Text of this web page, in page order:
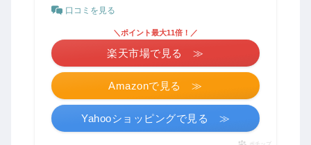
口コミを見る
Amazonで見る ≫
＼ポイント最大11倍！／
楽天市場で見る ≫
Yahooショッピングで見る ≫